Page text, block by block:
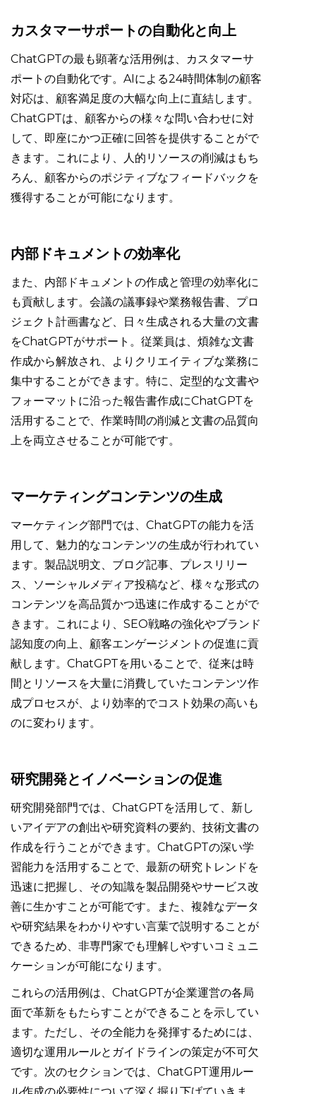
カスタマーサポートの自動化と向上
ChatGPTの最も顕著な活用例は、カスタマーサ
ポートの自動化です。AIによる24時間体制の顧客
対応は、顧客満足度の大幅な向上に直結します。
ChatGPTは、顧客からの様々な問い合わせに対
して、即座にかつ正確に回答を提供することがで
きます。これにより、人的リソースの削減はもち
ろん、顧客からのポジティブなフィードバックを
獲得することが可能になります。
内部ドキュメントの効率化
また、内部ドキュメントの作成と管理の効率化に
も貢献します。会議の議事録や業務報告書、プロ
ジェクト計画書など、日々生成される大量の文書
をChatGPTがサポート。従業員は、煩雑な文書
作成から解放され、よりクリエイティブな業務に
集中することができます。特に、定型的な文書や
フォーマットに沿った報告書作成にChatGPTを
活用することで、作業時間の削減と文書の品質向
上を両立させることが可能です。
マーケティングコンテンツの生成
マーケティング部門では、ChatGPTの能力を活
用して、魅力的なコンテンツの生成が行われてい
ます。製品説明文、ブログ記事、プレスリリー
ス、ソーシャルメディア投稿など、様々な形式の
コンテンツを高品質かつ迅速に作成することがで
きます。これにより、SEO戦略の強化やブランド
認知度の向上、顧客エンゲージメントの促進に貢
献します。ChatGPTを用いることで、従来は時
間とリソースを大量に消費していたコンテンツ作
成プロセスが、より効率的でコスト効果の高いも
のに変わります。
研究開発とイノベーションの促進
研究開発部門では、ChatGPTを活用して、新し
いアイデアの創出や研究資料の要約、技術文書の
作成を行うことができます。ChatGPTの深い学
習能力を活用することで、最新の研究トレンドを
迅速に把握し、その知識を製品開発やサービス改
善に生かすことが可能です。また、複雑なデータ
や研究結果をわかりやすい言葉で説明することが
できるため、非専門家でも理解しやすいコミュニ
ケーションが可能になります。
これらの活用例は、ChatGPTが企業運営の各局
面で革新をもたらすことができることを示してい
ます。ただし、その全能力を発揮するためには、
適切な運用ルールとガイドラインの策定が不可欠
です。次のセクションでは、ChatGPT運用ルー